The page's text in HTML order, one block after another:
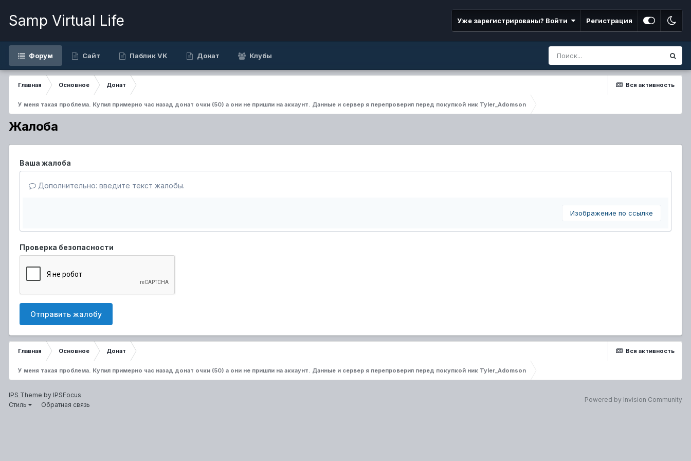
Samp Virtual Life Уже зарегистрированы? Войти Регистрация
Форум Сайт Паблик VK Донат Клубы
Вся активность
Главная Основное Донат
У меня такая проблема. Купил примерно час назад донат очки (50) а они не пришли на аккаунт. Данные и сервер я перепроверил перед покупкой ник Tyler_Adomson
Жалоба
Ваша жалоба
Дополнительно: введите текст жалобы.
Изображение по ссылке
Проверка безопасности
Отправить жалобу
Вся активность
Главная Основное Донат
У меня такая проблема. Купил примерно час назад донат очки (50) а они не пришли на аккаунт. Данные и сервер я перепроверил перед покупкой ник Tyler_Adomson
IPS Theme by IPSFocus
Стиль
Обратная связь
Powered by Invision Community